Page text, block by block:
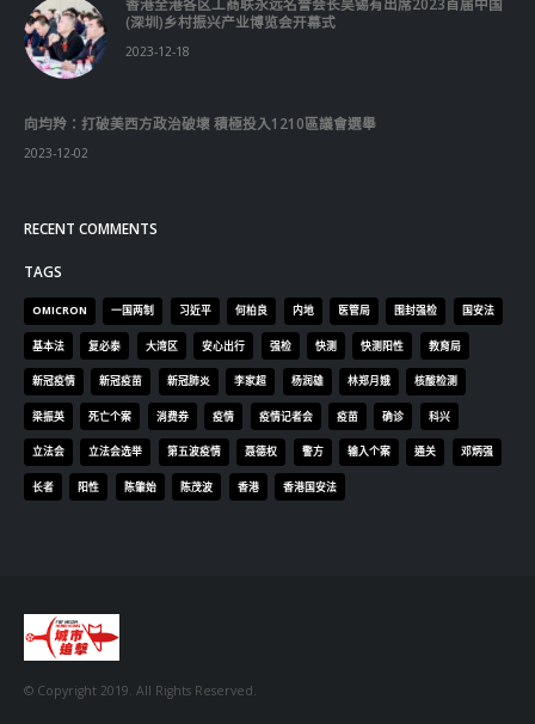
香港全港各区工商联永远名誉会长吴锡有出席2023首届中国
(深圳)乡村振兴产业博览会开幕式
向均羚：打破美西方政治破壞 積極投入1210區議會選舉
TAGS
OMICRON 一国两制 习近平 何柏良 内地 医管局 围封强检 国安法
基本法 复必泰 大湾区 安心出行 强检 快测 快测阳性 教育局
新冠疫情 新冠疫苗 新冠肺炎 李家超 杨润雄 林郑月娥 核酸检测
梁振英 死亡个案 消费券 疫情 疫情记者会 疫苗 确诊 科兴
立法会 立法会选举 第五波疫情 聂德权 警方